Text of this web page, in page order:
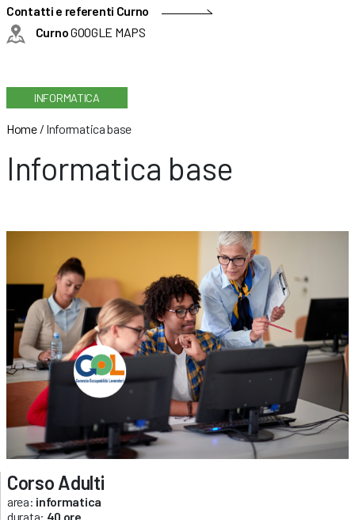
Contatti e referenti Curno
CurnoGOOGLE MAPS
INFORMATICA
Home/ Informatica base
Informatica base
Corso Adulti
area: informatica
durata: 40 ore